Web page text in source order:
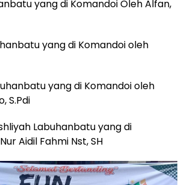
yang di Komandoi Oleh Alfan,
yang di Komandoi oleh
yang di Komandoi oleh
S.Pdi
Labuhanbatu yang di
Aidil Fahmi Nst, SH